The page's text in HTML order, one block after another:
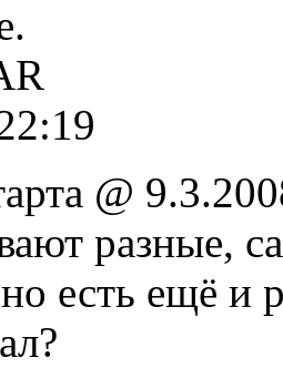
@
разные,
есть ещё и